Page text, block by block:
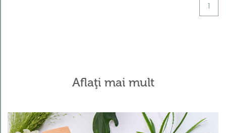
1
Aflaţi mai mult